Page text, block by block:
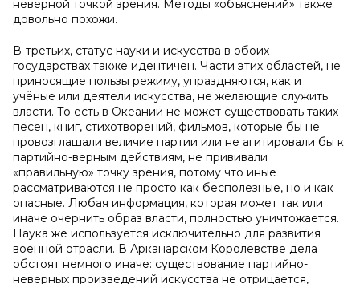
неверной точкой зрения. Методы «объяснений» также
довольно похожи.
В-третьих, статус науки и искусства в обоих
государствах также идентичен. Части этих областей, не
приносящие пользы режиму, упраздняются, как и
учёные или деятели искусства, не желающие служить
власти. То есть в Океании не может существовать таких
песен, книг, стихотворений, фильмов, которые бы не
провозглашали величие партии или не агитировали бы к
партийно-верным действиям, не прививали
«правильную» точку зрения, потому что иные
рассматриваются не просто как бесполезные, но и как
опасные. Любая информация, которая может так или
иначе очернить образ власти, полностью уничтожается.
Наука же используется исключительно для развития
военной отрасли. В Арканарском Королевстве дела
обстоят немного иначе: существование партийно-
неверных произведений искусства не отрицается,